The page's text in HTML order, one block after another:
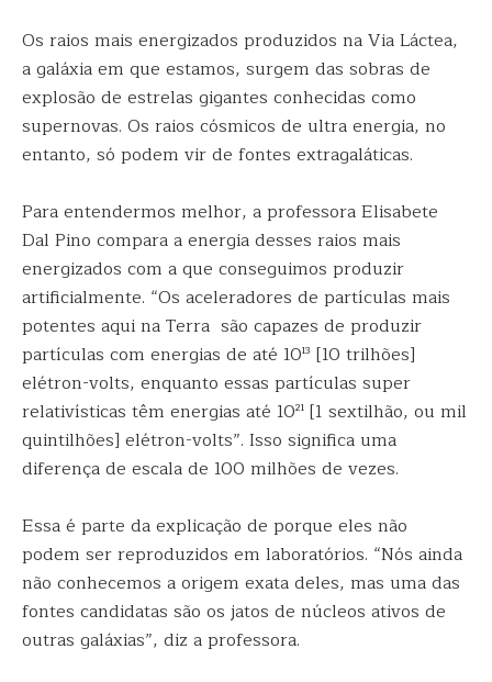
Os raios mais energizados produzidos na Via Láctea,
a galáxia em que estamos, surgem das sobras de
explosão de estrelas gigantes conhecidas como
supernovas. Os raios cósmicos de ultra energia, no
entanto, só podem vir de fontes extragaláticas.
Para entendermos melhor, a professora Elisabete
Dal Pino compara a energia desses raios mais
energizados com a que conseguimos produzir
artificialmente. “Os aceleradores de partículas mais
potentes aqui na Terra são capazes de produzir
partículas com energias de até 10¹³ [10 trilhões]
elétron-volts, enquanto essas partículas super
relativísticas têm energias até 10²¹ [1 sextilhão, ou mil
quintilhões] elétron-volts”. Isso significa uma
diferença de escala de 100 milhões de vezes.
Essa é parte da explicação de porque eles não
podem ser reproduzidos em laboratórios. “Nós ainda
não conhecemos a origem exata deles, mas uma das
fontes candidatas são os jatos de núcleos ativos de
outras galáxias”, diz a professora.